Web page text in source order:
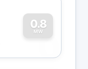
0.8
MW
0